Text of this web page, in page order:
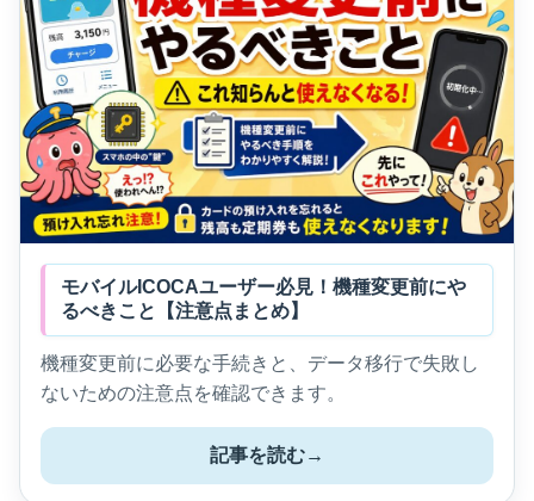
モバイルICOCAユーザー必見！機種変更前にや
るべきこと【注意点まとめ】
機種変更前に必要な手続きと、データ移行で失敗し
ないための注意点を確認できます。
記事を読む→